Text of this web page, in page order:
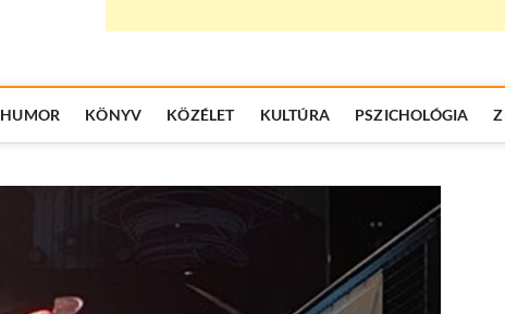
HUMOR KÖNYV KÖZÉLET KULTÚRA PSZICHOLÓGIA